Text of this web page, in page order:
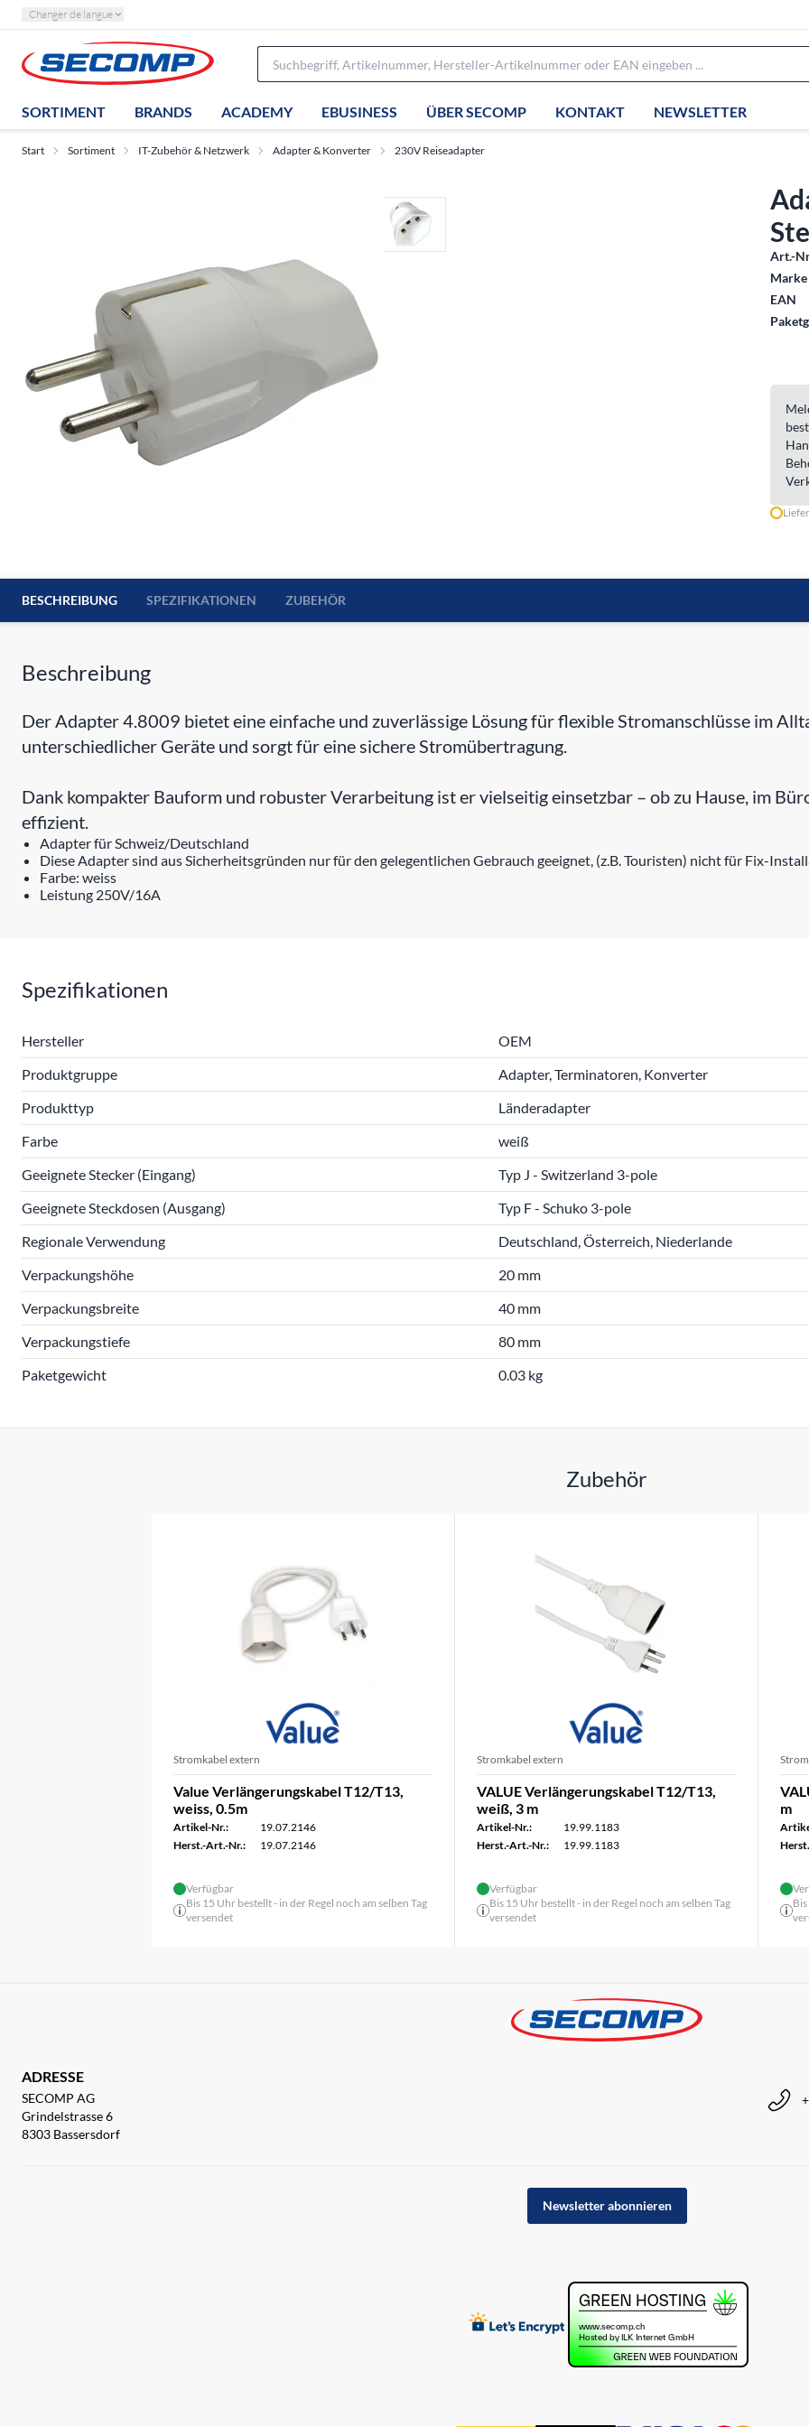
Changer de langue
SORTIMENT BRANDS ACADEMY EBUSINESS ÜBER SECOMP KONTAKT NEWSLETTER
Start Sortiment IT-Zubehör & Netzwerk Adapter & Konverter 230V Reiseadapter
Art.-
EAN
BESCHREIBUNG SPEZIFIKATIONEN ZUBEHÖR
Beschreibung
Der Adapter 4.8009 bietet eine einfache und zuverlässige Lösung für flexible Stromanschlüsse im
unterschiedlicher Geräte und sorgt für eine sichere Stromübertragung.
Dank kompakter Bauform und robuster Verarbeitung ist er vielseitig einsetzbar – ob zu Hause, im
effizient.
Adapter für Schweiz/Deutschland
Diese Adapter sind aus Sicherheitsgründen nur für den gelegentlichen Gebrauch geeignet, (z.B. Touristen) nicht für Fix-
Farbe: weiss
Leistung 250V/16A
Spezifikationen
Hersteller
OEM
Produktgruppe
Adapter, Terminatoren, Konverter
Produkttyp
Länderadapter
Farbe
weiß
Geeignete Stecker (Eingang)
Typ J - Switzerland 3-pole
Geeignete Steckdosen (Ausgang)
Typ F - Schuko 3-pole
Regionale Verwendung
Deutschland, Österreich, Niederlande
Verpackungshöhe
20 mm
Verpackungsbreite
40 mm
Verpackungstiefe
80 mm
Paketgewicht
0.03 kg
Zubehör
Stromkabel extern
Value Verlängerungskabel T12/T13,
weiss, 0.5m
Artikel-Nr.:
19.07.2146
Herst.-Art.-Nr.:
19.07.2146
Verfügbar
Bis 15 Uhr bestellt - in der Regel noch am selben Tag
versendet
Stromkabel extern
VALUE Verlängerungskabel T12/T13,
weiß, 3 m
Artikel-Nr.:
19.99.1183
Herst.-Art.-Nr.:
19.99.1183
Verfügbar
Bis 15 Uhr bestellt - in der Regel noch am selben Tag
versendet
m
ADRESSE
SECOMP AG
Grindelstrasse 6
8303 Bassersdorf
Newsletter abonnieren